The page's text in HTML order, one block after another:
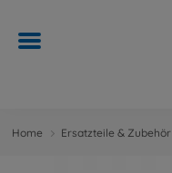
Home Ersatzteile & Zubehör